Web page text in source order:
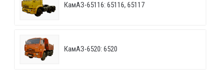
КамАЗ-65116: 65116, 65117
КамАЗ-6520: 6520